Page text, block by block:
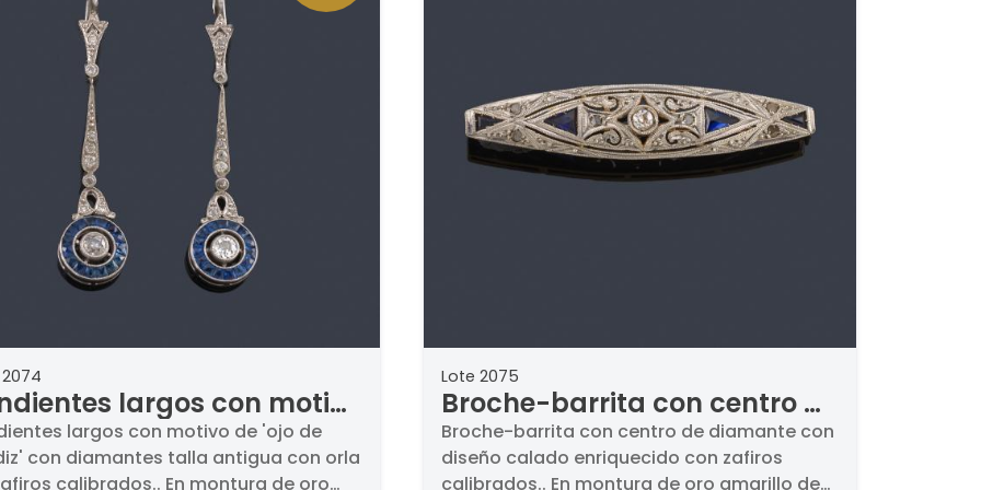
largos con motivo
de perdiz' con
talla antigua con
largos con motivo de 'ojo de
con diamantes talla antigua con orla
calibrados.. En montura de oro
Lote 2075
Broche-barrita con centro de
diamante con diseño calado
enriquecido con zafiros
Broche-barrita con centro de diamante con
diseño calado enriquecido con zafiros
calibrados.. En montura de oro amarillo de